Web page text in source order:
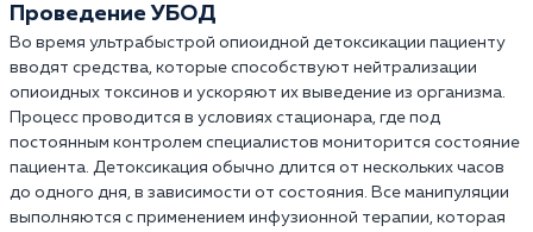
Проведение УБОД
Во время ультрабыстрой опиоидной детоксикации пациенту
вводят средства, которые способствуют нейтрализации
опиоидных токсинов и ускоряют их выведение из организма.
Процесс проводится в условиях стационара, где под
постоянным контролем специалистов мониторится состояние
пациента. Детоксикация обычно длится от нескольких часов
до одного дня, в зависимости от состояния. Все манипуляции
выполняются с применением инфузионной терапии, которая